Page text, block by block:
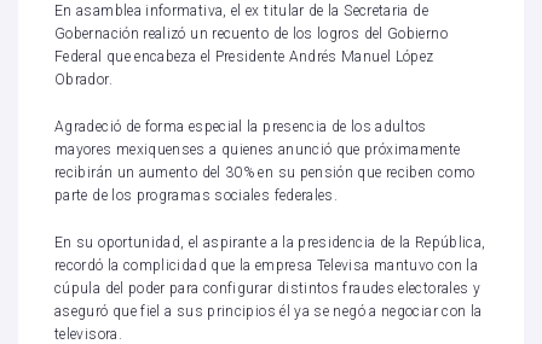
En asamblea informativa, el ex titular de la Secretaria de
Gobernación realizó un recuento de los logros del Gobierno
Federal que encabeza el Presidente Andrés Manuel López
Obrador.
Agradeció de forma especial la presencia de los adultos
mayores mexiquenses a quienes anunció que próximamente
recibirán un aumento del 30% en su pensión que reciben como
parte de los programas sociales federales.
En su oportunidad, el aspirante a la presidencia de la República,
recordó la complicidad que la empresa Televisa mantuvo con la
cúpula del poder para configurar distintos fraudes electorales y
aseguró que fiel a sus principios él ya se negó a negociar con la
televisora.